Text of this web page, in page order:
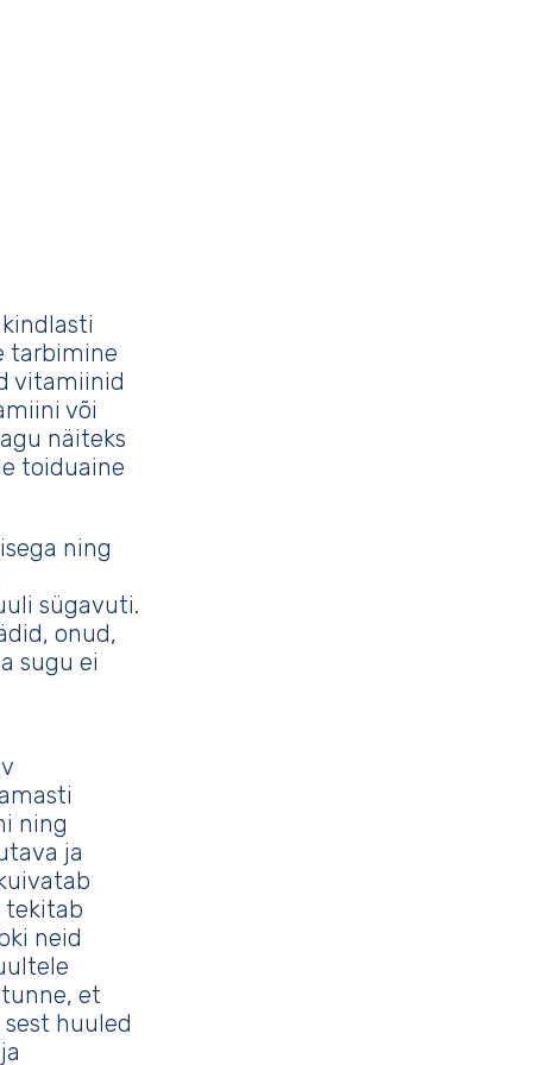
tarbimine
vitamiinid
või
näiteks
toiduaine
ning
sügavuti.
onud,
sugu ei
ning
ja
tekitab
neid
et
huuled